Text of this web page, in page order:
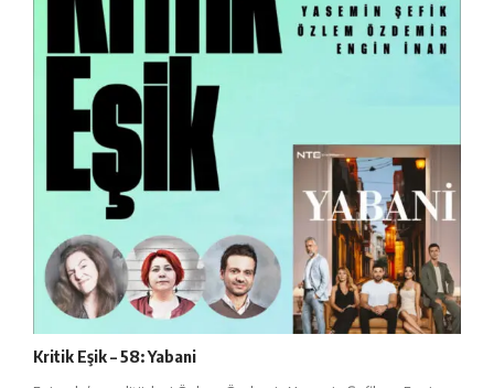
Kritik Eşik – 58: Yabani